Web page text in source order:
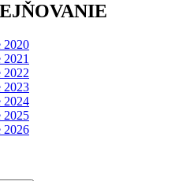
2020
2022
2023
2024
2025
2026